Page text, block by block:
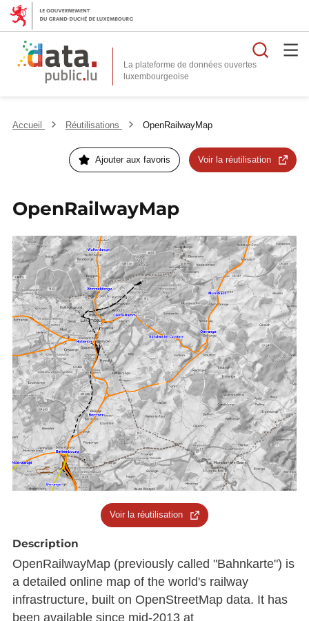
La plateforme de données ouvertes
Accueil Réutilisations OpenRailwayMap
Ajouter aux favoris Voir la réutilisation
OpenRailwayMap
Voir la réutilisation
Description
OpenRailwayMap (previously called "Bahnkarte") is
a detailed online map of the world's railway
infrastructure, built on OpenStreetMap data. It has
been available since mid-2013 at